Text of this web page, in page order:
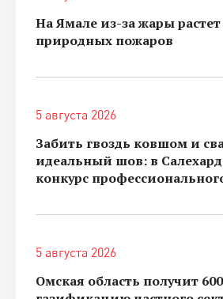
На Ямале из-за жары
природных пожаров
5 августа 2026
Забить гвоздь ковшом и
идеальный шов: в
конкурс
5 августа 2026
Омская область получит